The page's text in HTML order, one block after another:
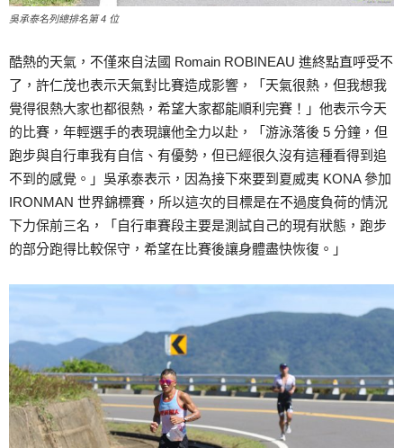
吳承泰名列總排名第 4 位
酷熱的天氣，不僅來自法國 Romain ROBINEAU 進終點直呼受不
了，許仁茂也表示天氣對比賽造成影響，「天氣很熱，但我想我
覺得很熱大家也都很熱，希望大家都能順利完賽！」他表示今天
的比賽，年輕選手的表現讓他全力以赴，「游泳落後 5 分鐘，但
跑步與自行車我有自信、有優勢，但已經很久沒有這種看得到追
不到的感覺。」吳承泰表示，因為接下來要到夏威夷 KONA 參加
IRONMAN 世界錦標賽，所以這次的目標是在不過度負荷的情況
下力保前三名，「自行車賽段主要是測試自己的現有狀態，跑步
的部分跑得比較保守，希望在比賽後讓身體盡快恢復。」